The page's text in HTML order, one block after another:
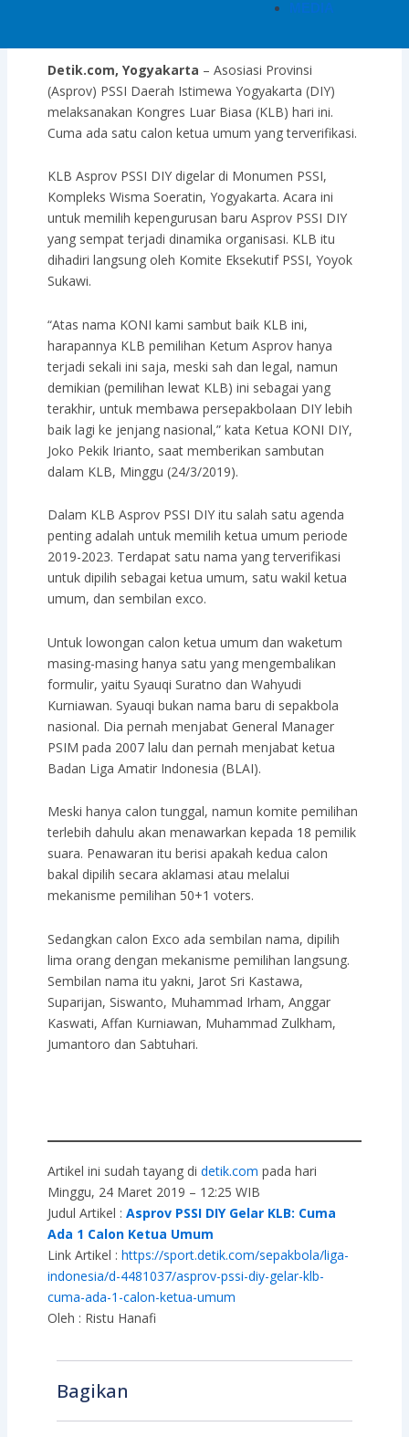
MEDIA
Detik.com, Yogyakarta – Asosiasi Provinsi
(Asprov) PSSI Daerah Istimewa Yogyakarta (DIY)
melaksanakan Kongres Luar Biasa (KLB) hari ini.
Cuma ada satu calon ketua umum yang terverifikasi.
KLB Asprov PSSI DIY digelar di Monumen PSSI,
Kompleks Wisma Soeratin, Yogyakarta. Acara ini
untuk memilih kepengurusan baru Asprov PSSI DIY
yang sempat terjadi dinamika organisasi. KLB itu
dihadiri langsung oleh Komite Eksekutif PSSI, Yoyok
Sukawi.
“Atas nama KONI kami sambut baik KLB ini,
harapannya KLB pemilihan Ketum Asprov hanya
terjadi sekali ini saja, meski sah dan legal, namun
demikian (pemilihan lewat KLB) ini sebagai yang
terakhir, untuk membawa persepakbolaan DIY lebih
baik lagi ke jenjang nasional,” kata Ketua KONI DIY,
Joko Pekik Irianto, saat memberikan sambutan
dalam KLB, Minggu (24/3/2019).
Dalam KLB Asprov PSSI DIY itu salah satu agenda
penting adalah untuk memilih ketua umum periode
2019-2023. Terdapat satu nama yang terverifikasi
untuk dipilih sebagai ketua umum, satu wakil ketua
umum, dan sembilan exco.
Untuk lowongan calon ketua umum dan waketum
masing-masing hanya satu yang mengembalikan
formulir, yaitu Syauqi Suratno dan Wahyudi
Kurniawan. Syauqi bukan nama baru di sepakbola
nasional. Dia pernah menjabat General Manager
PSIM pada 2007 lalu dan pernah menjabat ketua
Badan Liga Amatir Indonesia (BLAI).
Meski hanya calon tunggal, namun komite pemilihan
terlebih dahulu akan menawarkan kepada 18 pemilik
suara. Penawaran itu berisi apakah kedua calon
bakal dipilih secara aklamasi atau melalui
mekanisme pemilihan 50+1 voters.
Sedangkan calon Exco ada sembilan nama, dipilih
lima orang dengan mekanisme pemilihan langsung.
Sembilan nama itu yakni, Jarot Sri Kastawa,
Suparijan, Siswanto, Muhammad Irham, Anggar
Kaswati, Affan Kurniawan, Muhammad Zulkham,
Jumantoro dan Sabtuhari.
Artikel ini sudah tayang didetik.com pada hari
Minggu, 24 Maret 2019 – 12:25 WIB
Judul Artikel :Asprov PSSI DIY Gelar KLB: Cuma
Ada 1 Calon Ketua Umum
Link Artikel :https://sport.detik.com/sepakbola/liga-
indonesia/d-4481037/asprov-pssi-diy-gelar-klb-
cuma-ada-1-calon-ketua-umum
Oleh : Ristu Hanafi
Bagikan